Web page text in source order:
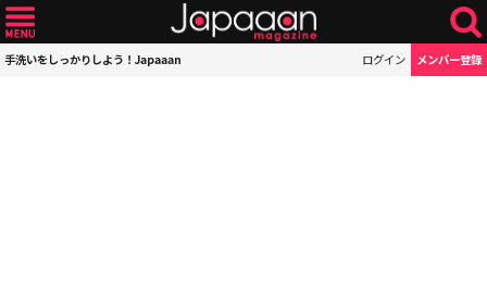
手洗いをしっかりしよう！Japaaan ログイン メンバー登録